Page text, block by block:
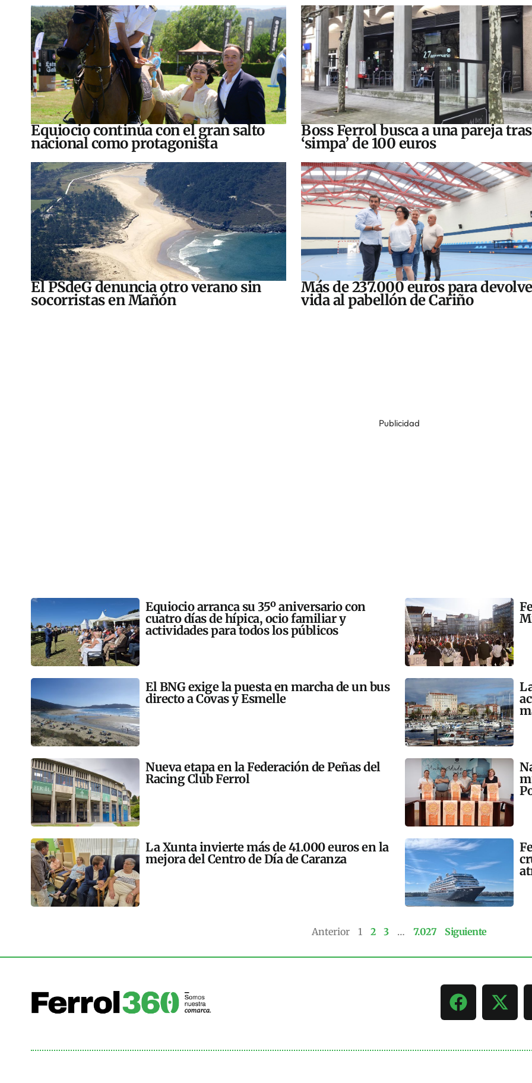
Equiocio continúa con el gran salto
nacional como protagonista
Boss Ferrol busca a una pareja
‘simpa’ de 100 euros
El PSdeG denuncia otro verano sin
socorristas en Mañón
Más de 237.000 euros para
vida al pabellón de Cariño
Publicidad
Equiocio arranca su 35º aniversario con
cuatro días de hípica, ocio familiar y
actividades para todos los públicos
El BNG exige la puesta en marcha de un bus
directo a Covas y Esmelle
Nueva etapa en la Federación de Peñas del
Racing Club Ferrol
La Xunta invierte más de 41.000 euros en la
mejora del Centro de Día de Caranza
Anterior 1 2 3 … 7.027 Siguiente